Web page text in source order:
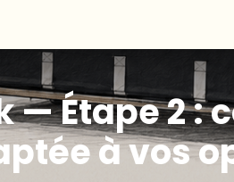
Étape 2 :
à vos